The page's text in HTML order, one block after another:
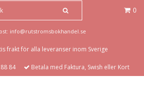
0
info@rutstromsbokhandel.se
frakt för alla leveranser inom Sverige
84 Betala med Faktura, Swish eller Kort